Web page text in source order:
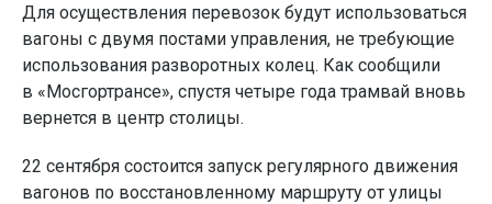
Для осуществления перевозок будут использоваться
вагоны с двумя постами управления, не требующие
использования разворотных колец. Как сообщили
в «Мосгортрансе», спустя четыре года трамвай вновь
вернется в центр столицы.
22 сентября состоится запуск регулярного движения
вагонов по восстановленному маршруту от улицы